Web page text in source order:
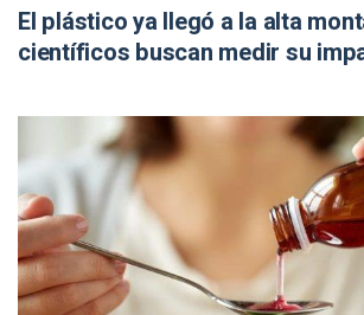
El plástico ya llegó a la alta
científicos buscan medir su